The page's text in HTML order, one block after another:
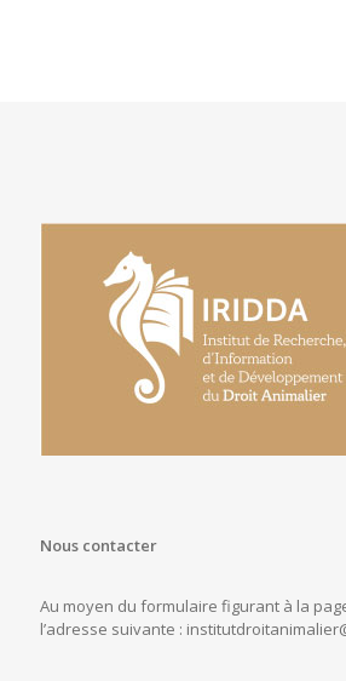
Nous contacter
Au moyen du formulaire figurant à la
l’adresse suivante :